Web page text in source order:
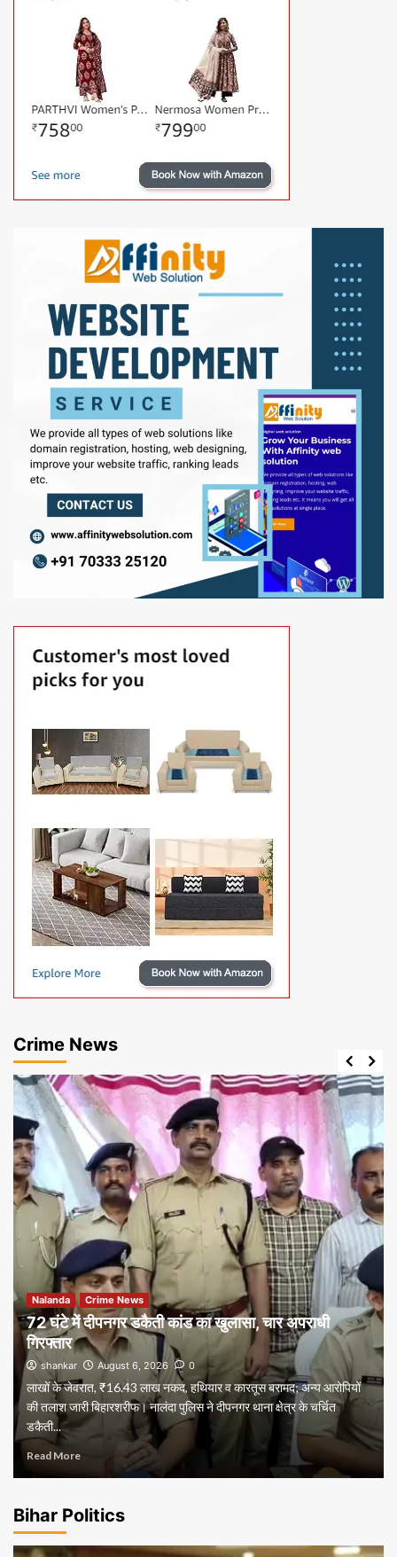
Crime News
Nalanda Crime News
72 घंटे में दीपनगर डकैती कांड का खुलासा, चार अपराधी
गिरफ्तार
shankar August 6, 2026 0
लाखों के जेवरात, ₹16.43 लाख नकद, हथियार व कारतूस बरामद; अन्य आरोपियों
की तलाश जारी बिहारशरीफ। नालंदा पुलिस ने दीपनगर थाना क्षेत्र के चर्चित
डकैती...
Read More
Bihar Politics